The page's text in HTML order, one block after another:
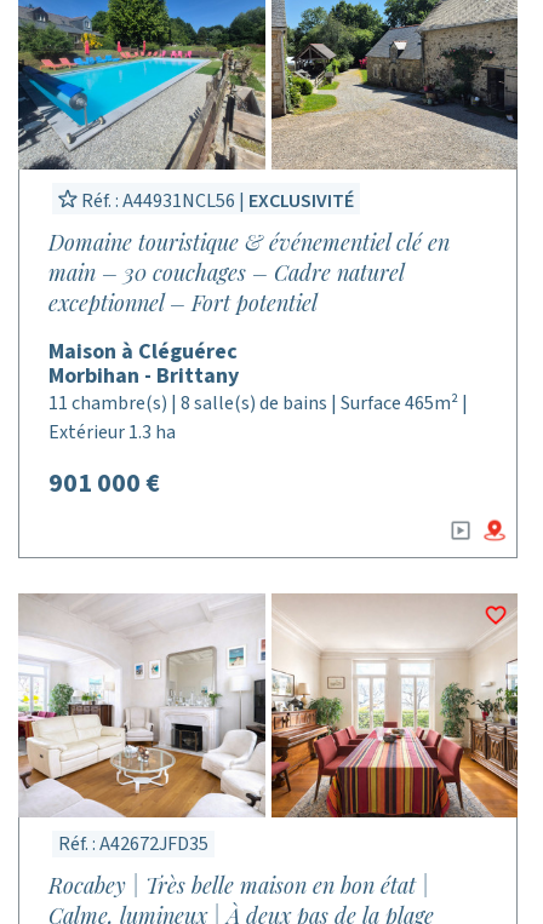
Réf. : A44931NCL56 | EXCLUSIVITÉ
Domaine touristique & événementiel clé en
main – 30 couchages – Cadre naturel
exceptionnel – Fort potentiel
Maison à Cléguérec
Morbihan - Brittany
11 chambre(s) | 8 salle(s) de bains | Surface 465m² |
Extérieur 1.3 ha
901 000 €
Réf. : A42672JFD35
Rocabey | Très belle maison en bon état |
Calme, lumineux | À deux pas de la plage